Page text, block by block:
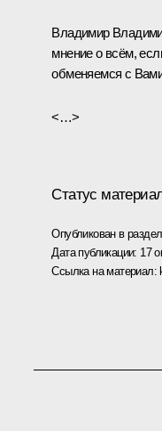
Владимир
мнение о всём,
обменяемся с
<…>
Статус
Опубликован в
Дата публикации: 17
Ссылка на материал: